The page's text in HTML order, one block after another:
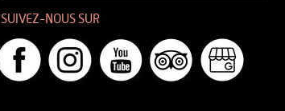
SUIVEZ-NOUS SUR